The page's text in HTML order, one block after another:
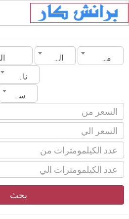
مصر البحيرة
ناقل الحركة
سنة الصنع
بحث